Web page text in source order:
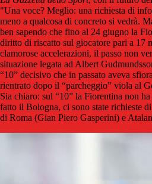
"Una voce? Meglio: una richiesta di
meno a qualcosa di concreto si vedrà.
ben sapendo che fino al 24 giugno la
diritto di riscatto sul giocatore pari a 17
clamorose accelerazioni, il passo non
situazione legata ad Albert
“10” decisivo che in passato aveva
rientrato dopo il “parcheggio” viola al
Sia chiaro: sul “10” la Fiorentina non
fatto il Bologna, ci sono state richieste
di Roma (Gian Piero Gasperini) e